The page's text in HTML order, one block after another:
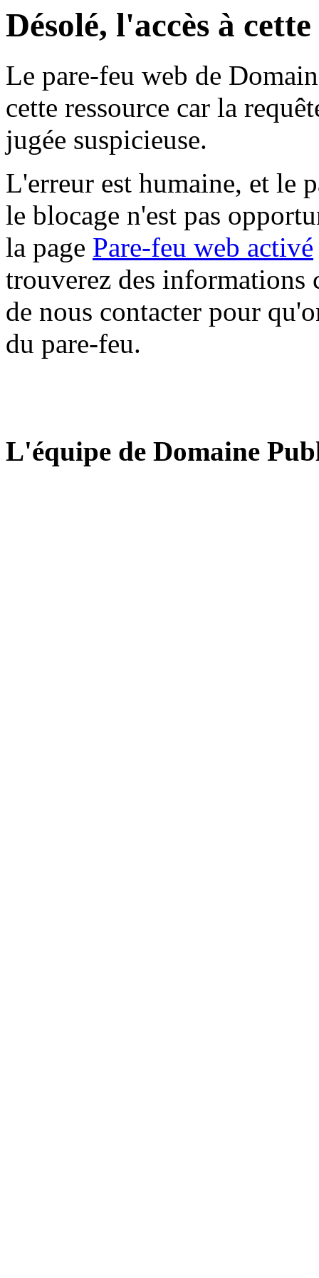
Désolé, l'accès à
Le pare-feu web de
cette ressource car la
jugée suspicieuse.
L'erreur est humaine, et le
le blocage n'est pas
la page Pare-feu web activé
trouverez des informations
de nous contacter pour
du pare-feu.
L'équipe de Domaine